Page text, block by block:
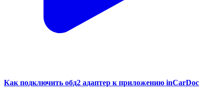
Как подключить обд2 адаптер к приложению inCarDoc